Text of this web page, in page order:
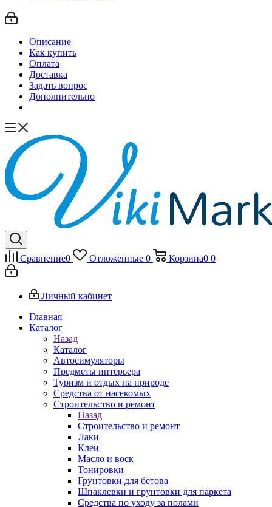
Описание
Как купить
Оплата
Доставка
Задать вопрос
Дополнительно
Сравнение0 Отложенные 0 Корзина0 0
Личный кабинет
Главная
Каталог
Назад
Каталог
Автосимуляторы
Предметы интерьера
Туризм и отдых на природе
Средства от насекомых
Строительство и ремонт
Назад
Строительство и ремонт
Лаки
Клеи
Масло и воск
Тонировки
Грунтовки для бетова
Шпаклевки и грунтовки для паркета
Средства по уходу за полами